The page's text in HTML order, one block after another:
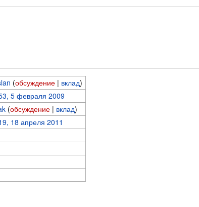
(обсуждение| вклад)
5 февраля 2009
(обсуждение| вклад)
18 апреля 2011